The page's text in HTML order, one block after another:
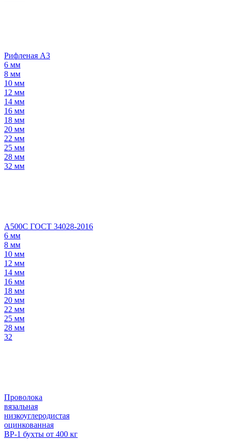
Рифленая А3
6 мм
8 мм
10 мм
12 мм
14 мм
16 мм
18 мм
20 мм
22 мм
25 мм
28 мм
32 мм
А500С ГОСТ 34028-2016
6 мм
8 мм
10 мм
12 мм
14 мм
16 мм
18 мм
20 мм
22 мм
25 мм
28 мм
32
Проволока
вязальная
низкоуглеродистая
оцинкованная
ВР-1 бухты от 400 кг